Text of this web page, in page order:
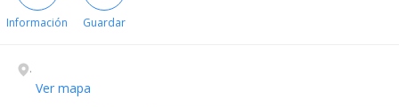
Información Guardar
.
Ver mapa